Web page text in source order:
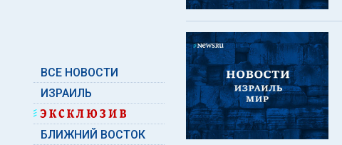
ВСЕ НОВОСТИ
ИЗРАИЛЬ
БЛИЖНИЙ ВОСТОК